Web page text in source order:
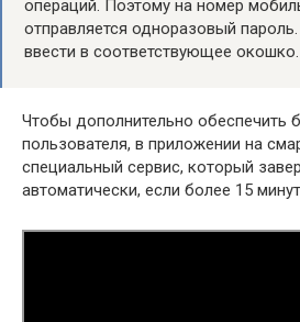
операций. Поэтому на номер
отправляется одноразовый
ввести в соответствующее окошко.
Чтобы дополнительно обеспечить
пользователя, в приложении на
специальный сервис, который
автоматически, если более 15